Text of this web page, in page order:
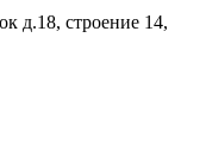
д.18, строение 14,